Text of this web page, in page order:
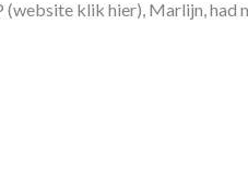
klik hier), Marlijn, had